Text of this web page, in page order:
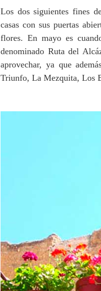
Los dos siguientes fines
casas con sus puertas
flores. En mayo es
denominado Ruta del
aprovechar, ya que
Triunfo, La Mezquita, Los